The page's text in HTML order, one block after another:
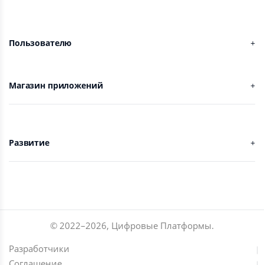
Пользователю
Магазин приложений
Развитие
© 2022–2026, Цифровые Платформы.
Разработчики